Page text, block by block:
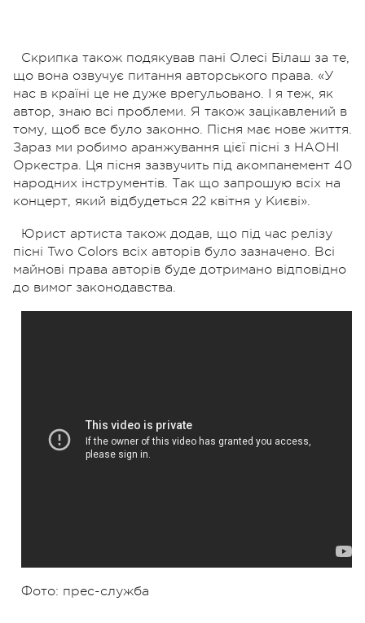
Скрипка також подякував пані Олесі Білаш за те,
що вона озвучує питання авторського права. «У
нас в країні це не дуже врегульовано. І я теж, як
автор, знаю всі проблеми. Я також зацікавлений в
тому, щоб все було законно. Пісня має нове життя.
Зараз ми робимо аранжування цієї пісні з НАОНІ
Оркестра. Ця пісня зазвучить під акомпанемент 40
народних інструментів. Так що запрошую всіх на
концерт, який відбудеться 22 квітня у Києві».
Юрист артиста також додав, що під час релізу
пісні Two Colors всіх авторів було зазначено. Всі
майнові права авторів буде дотримано відповідно
до вимог законодавства.
Фото: прес-служба